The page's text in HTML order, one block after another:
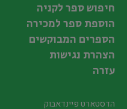
חיפוש ספר לקניה
הוספת ספר למכירה
הספרים המבוקשים
הצהרת נגישות
עזרה
הדסטארט פיינדאבוק